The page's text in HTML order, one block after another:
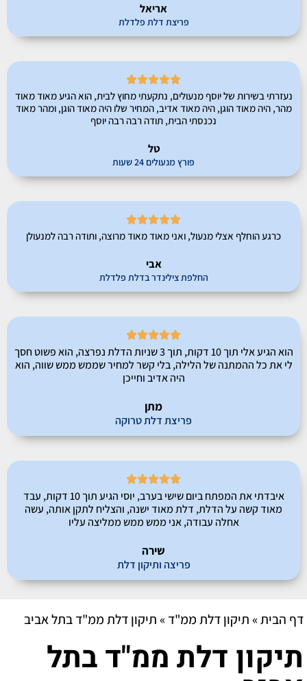
אריאל
פריצת דלת פלדלת





נעזרתי בשירות של יוסף מנעולים, נתקעתי מחוץ לבית, הוא הגיע מאוד מאוד
מהר, היה מאוד הוגן, היה מאוד אדיב, המחיר שלו היה מאוד הוגן, ומהר מאוד
נכנסתי הבית, תודה רבה רבה יוסף
טל
פורץ מנעולים 24 שעות





כרגע הוחלף אצלי מנעול, ואני מאוד מאוד מרוצה, ותודה רבה למנעולן
אבי
החלפת צילינדר בדלת פלדלת





הוא הגיע אלי תוך 10 דקות, תוך 3 שניות הדלת נפרצה, הוא פשוט חסך
לי את כל ההמתנה של הלילה, בלי קשר למחיר שממש ממש שווה, הוא
היה אדיב וחייכן
מתן
פריצת דלת טרוקה





איבדתי את המפתח ביום שישי בערב, יוסי הגיע תוך 10 דקות, עבד
מאוד קשה על הדלת, דלת מאוד ישנה, והצליח לתקן אותה, עשה
אחלה עבודה, אני ממש ממש ממליצה עליו
שירה
פריצה ותיקון דלת
דף הבית» תיקון דלת ממ"ד» תיקון דלת ממ"ד בתל אביב
תיקון דלת ממ"ד בתל